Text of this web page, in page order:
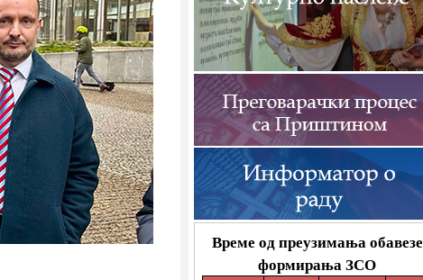
Време од преузимања обавезе
формирања ЗСО